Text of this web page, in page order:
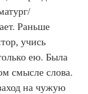
Раньше
учись
ею. Была
смысле слова.
на чужую